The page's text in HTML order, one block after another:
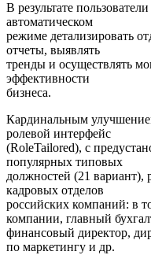
В результате
автоматическом
режиме детализировать
отчеты, выявлять
тренды и осуществлять
эффективности
бизнеса.
Кардинальным
ролевой интерфейс
(RoleTailored), с
популярных типовых
должностей (21 вариант),
кадровых отделов
российских компаний: в
компании, главный
финансовый директор,
по маркетингу и др.